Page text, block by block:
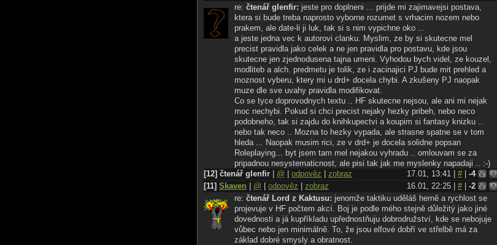
re: čtenář glenfir: jeste pro doplneni ... prijde mi zajimavejsi postava,
ktera si bude treba naprosto vyborne rozumet s vrhacim nozem nebo
prakem, ale date-li ji luk, tak si s nim vypichne oko ...
a jeste jedna vec k autorovi clanku. Myslim, ze by si skutecne mel
precist pravidla jako celek a ne jen pravidla pro postavu, kde jsou
skutecne jen zjednodusena tajna umeni. Vyhodou bych videl, ze kouzel,
modliteb a alch. predmetu je tolik, ze i zacinajici PJ bude mit prehled a
moznost vyberu, ktery mi u drd+ docela chybi. A zkušeny PJ naopak
muze dle sve uvahy pravidla modifikovat.
Co se tyce doprovodnych textu .. HF skutecne nejsou, ale ani mi nejak
moc nechybi. Pokud si chci precist nejaky hezky pribeh, nebo neco
podobneho, tak si zajdu do knihkupectvi a koupim si fantasy knizku ..
nebo tak neco .. Mozna to hezky vypada, ale strasne spatne se v tom
hleda ... Naopak musim rici, ze v drd+ je docela solidne popsan
Roleplaying... byt jsem tam mel nejakou vyhradu .. omlouvam se za
pripadnou nesystematicnost, ale pisi tak jak me myslenky napadaji .. :-)
[12] čtenář glenfir
@ odpověz zobraz 17.01, 13:41 | #| -4
[11] Skaven @ odpověz zobraz 16.01, 22:25 | #| -2
re: čtenář Lord z Kaktusu: jenomže taktiku uděláš herně a rychlost se
projevuje v HF počtem akcí. Boj je podle mého stejně důležitý jako jiné
dovednosti a já kupříkladu upřednostňuju dobrodružství, kde se nebojuje
vůbec nebo jen minimálně. To, že jsou elfové dobří ve střelbě má za
základ dobré smysly a obratnost.